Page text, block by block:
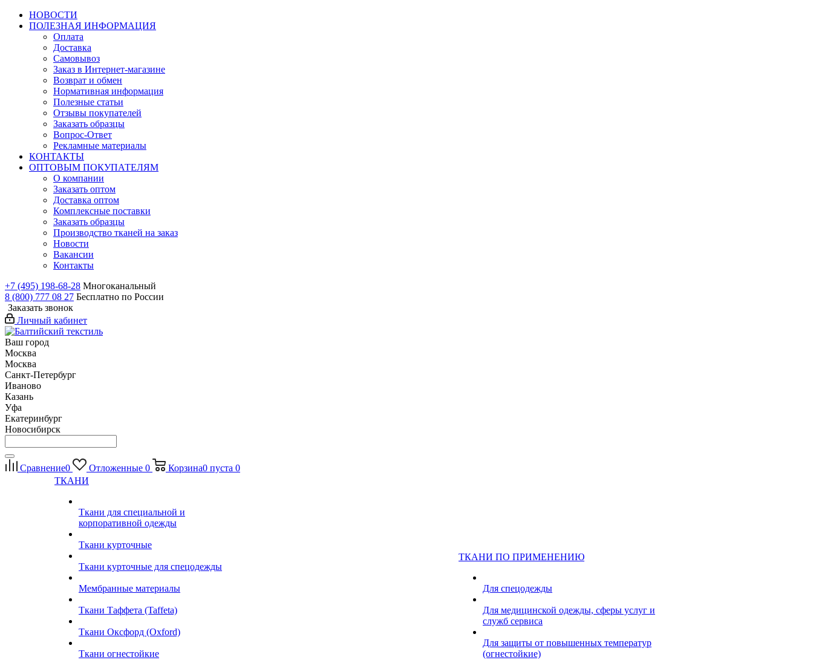
НОВОСТИ
ПОЛЕЗНАЯ ИНФОРМАЦИЯ
Оплата
Доставка
Самовывоз
Заказ в Интернет-магазине
Возврат и обмен
Нормативная информация
Полезные статьи
Отзывы покупателей
Заказать образцы
Вопрос-Ответ
Рекламные материалы
КОНТАКТЫ
ОПТОВЫМ ПОКУПАТЕЛЯМ
О компании
Заказать оптом
Доставка оптом
Комплексные поставки
Заказать образцы
Производство тканей на заказ
Новости
Вакансии
Контакты
+7 (495) 198-68-28 Многоканальный
8 (800) 777 08 27 Бесплатно по России
Заказать звонок
Личный кабинет
Ваш город
Москва
Москва
Санкт-Петербург
Иваново
Казань
Уфа
Екатеринбург
Новосибирск
Сравнение0 Отложенные 0 Корзина0 пуста 0
ТКАНИ
Ткани для специальной и
корпоративной одежды
Ткани курточные
Ткани курточные для спецодежды
Мембранные материалы
Ткани Таффета (Taffeta)
Ткани Оксфорд (Oxford)
Ткани огнестойкие
ТКАНИ ПО ПРИМЕНЕНИЮ
Для спецодежды
Для медицинской одежды, сферы услуг и
служб сервиса
Для защиты от повышенных температур
(огнестойкие)